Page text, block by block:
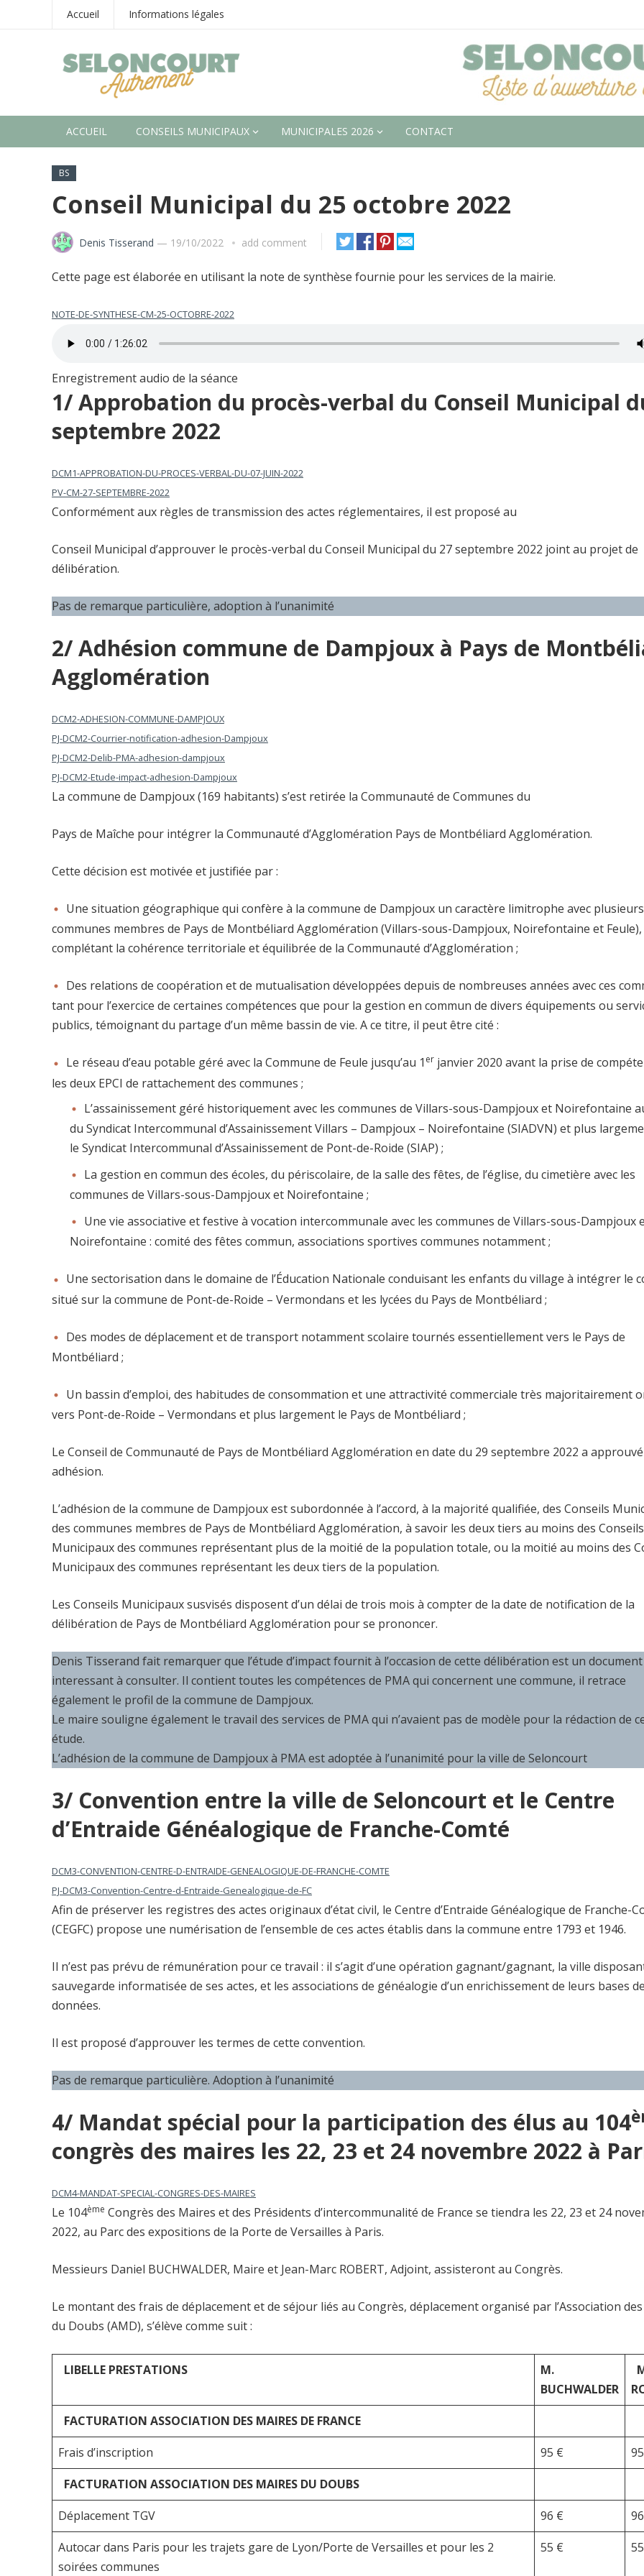
Accueil Informations légales
ACCUEIL CONSEILS MUNICIPAUX MUNICIPALES 2026 CONTACT
BS
Conseil Municipal du 25 octobre 2022
Denis Tisserand — 19/10/2022 add comment
Cette page est élaborée en utilisant la note de synthèse fournie pour les services de la mairie.
NOTE-DE-SYNTHESE-CM-25-OCTOBRE-2022
Enregistrement audio de la séance
1/ Approbation du procès-verbal du Conseil Municipal
septembre 2022
DCM1-APPROBATION-DU-PROCES-VERBAL-DU-07-JUIN-2022
PV-CM-27-SEPTEMBRE-2022
Conformément aux règles de transmission des actes réglementaires, il est proposé au
Conseil Municipal d’approuver le procès-verbal du Conseil Municipal du 27 septembre 2022 joint au projet de
délibération.
Pas de remarque particulière, adoption à l’unanimité
2/ Adhésion commune de Dampjoux à Pays de
Agglomération
DCM2-ADHESION-COMMUNE-DAMPJOUX
PJ-DCM2-Courrier-notification-adhesion-Dampjoux
PJ-DCM2-Delib-PMA-adhesion-dampjoux
PJ-DCM2-Etude-impact-adhesion-Dampjoux
La commune de Dampjoux (169 habitants) s’est retirée la Communauté de Communes du
Pays de Maîche pour intégrer la Communauté d’Agglomération Pays de Montbéliard Agglomération.
Cette décision est motivée et justifiée par :
Une situation géographique qui confère à la commune de Dampjoux un caractère limitrophe avec plusieurs
communes membres de Pays de Montbéliard Agglomération (Villars-sous-Dampjoux, Noirefontaine et Feule),
complétant la cohérence territoriale et équilibrée de la Communauté d’Agglomération ;
Des relations de coopération et de mutualisation développées depuis de nombreuses années avec ces
tant pour l’exercice de certaines compétences que pour la gestion en commun de divers équipements ou
publics, témoignant du partage d’un même bassin de vie. A ce titre, il peut être cité :
Le réseau d’eau potable géré avec la Commune de Feule jusqu’au 1 er janvier 2020 avant la prise de
les deux EPCI de rattachement des communes ;
L’assainissement géré historiquement avec les communes de Villars-sous-Dampjoux et Noirefontaine
du Syndicat Intercommunal d’Assainissement Villars – Dampjoux – Noirefontaine (SIADVN) et plus
le Syndicat Intercommunal d’Assainissement de Pont-de-Roide (SIAP) ;
La gestion en commun des écoles, du périscolaire, de la salle des fêtes, de l’église, du cimetière avec les
communes de Villars-sous-Dampjoux et Noirefontaine ;
Une vie associative et festive à vocation intercommunale avec les communes de Villars-sous-Dampjoux
Noirefontaine : comité des fêtes commun, associations sportives communes notamment ;
Une sectorisation dans le domaine de l’Éducation Nationale conduisant les enfants du village à intégrer le
situé sur la commune de Pont-de-Roide – Vermondans et les lycées du Pays de Montbéliard ;
Des modes de déplacement et de transport notamment scolaire tournés essentiellement vers le Pays de
Montbéliard ;
Un bassin d’emploi, des habitudes de consommation et une attractivité commerciale très majoritairement
vers Pont-de-Roide – Vermondans et plus largement le Pays de Montbéliard ;
Le Conseil de Communauté de Pays de Montbéliard Agglomération en date du 29 septembre 2022 a
adhésion.
L’adhésion de la commune de Dampjoux est subordonnée à l’accord, à la majorité qualifiée, des Conseils
des communes membres de Pays de Montbéliard Agglomération, à savoir les deux tiers au moins des Conseils
Municipaux des communes représentant plus de la moitié de la population totale, ou la moitié au moins des
Municipaux des communes représentant les deux tiers de la population.
Les Conseils Municipaux susvisés disposent d’un délai de trois mois à compter de la date de notification de la
délibération de Pays de Montbéliard Agglomération pour se prononcer.
Denis Tisserand fait remarquer que l’étude d’impact fournit à l’occasion de cette délibération est un document
interessant à consulter. Il contient toutes les compétences de PMA qui concernent une commune, il retrace
également le profil de la commune de Dampjoux.
Le maire souligne également le travail des services de PMA qui n’avaient pas de modèle pour la rédaction de
étude.
L’adhésion de la commune de Dampjoux à PMA est adoptée à l’unanimité pour la ville de Seloncourt
3/ Convention entre la ville de Seloncourt et le Centre
d’Entraide Généalogique de Franche-Comté
DCM3-CONVENTION-CENTRE-D-ENTRAIDE-GENEALOGIQUE-DE-FRANCHE-COMTE
PJ-DCM3-Convention-Centre-d-Entraide-Genealogique-de-FC
Afin de préserver les registres des actes originaux d’état civil, le Centre d’Entraide Généalogique de Franche-
(CEGFC) propose une numérisation de l’ensemble de ces actes établis dans la commune entre 1793 et 1946.
Il n’est pas prévu de rémunération pour ce travail : il s’agit d’une opération gagnant/gagnant, la ville
sauvegarde informatisée de ses actes, et les associations de généalogie d’un enrichissement de leurs bases de
données.
Il est proposé d’approuver les termes de cette convention.
Pas de remarque particulière. Adoption à l’unanimité
4/ Mandat spécial pour la participation des élus au 104
congrès des maires les 22, 23 et 24 novembre 2022 à
DCM4-MANDAT-SPECIAL-CONGRES-DES-MAIRES
Le 104ème Congrès des Maires et des Présidents d’intercommunalité de France se tiendra les 22, 23 et 24
2022, au Parc des expositions de la Porte de Versailles à Paris.
Messieurs Daniel BUCHWALDER, Maire et Jean-Marc ROBERT, Adjoint, assisteront au Congrès.
Le montant des frais de déplacement et de séjour liés au Congrès, déplacement organisé par l’Association
du Doubs (AMD), s’élève comme suit :
LIBELLE PRESTATIONS
M.
BUCHWALDER
FACTURATION ASSOCIATION DES MAIRES DE FRANCE
Frais d’inscription
95 €
FACTURATION ASSOCIATION DES MAIRES DU DOUBS
Déplacement TGV
96 €
Autocar dans Paris pour les trajets gare de Lyon/Porte de Versailles et pour les 2
soirées communes
55 €